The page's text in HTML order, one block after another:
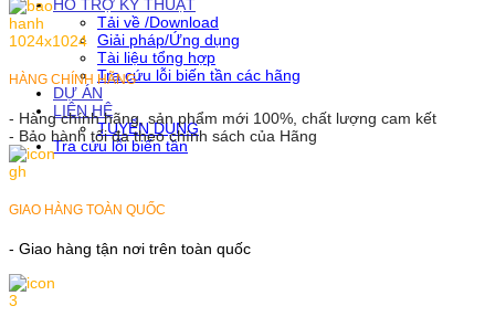
HỖ TRỢ KỸ THUẬT
Tải về /Download
Giải pháp/Ứng dụng
Tài liệu tổng hợp
Tra cứu lỗi biến tần các hãng
DỰ ÁN
LIÊN HỆ
TUYỂN DỤNG
Tra cứu lỗi biến tần
HÀNG CHÍNH HÃNG
- Hàng chính hãng, sản phẩm mới 100%, chất lượng cam kết
- Bảo hành tối đa theo chính sách của Hãng
GIAO HÀNG TOÀN QUỐC
- Giao hàng tận nơi trên toàn quốc